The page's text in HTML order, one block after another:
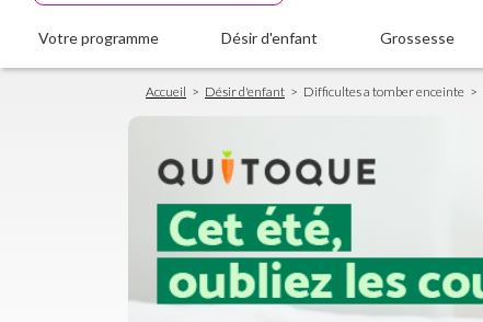
Votre programme Désir d'enfant Grossesse
Fil
d'Ariane
Accueil Désir d'enfant Difficultes a tomber enceinte